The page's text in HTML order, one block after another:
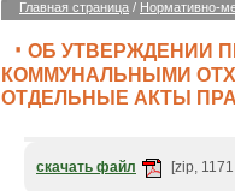
Главная страница / Нормативно-
ОБ УТВЕРЖДЕНИИ
КОММУНАЛЬНЫМИ
ОТДЕЛЬНЫЕ АКТЫ
скачать файл [zip,